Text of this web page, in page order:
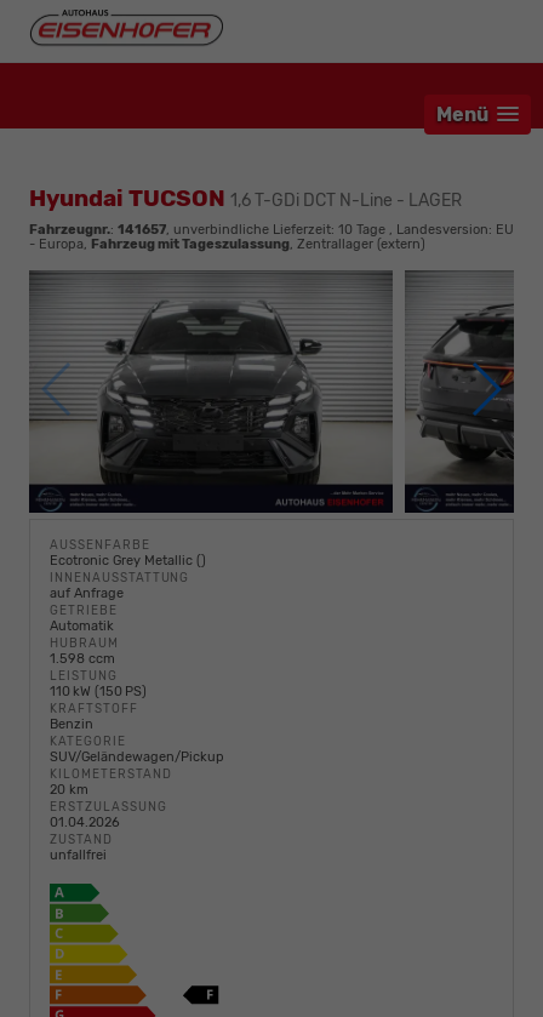
Menü
Hyundai TUCSON 1,6 T-GDi DCT N-Line - LAGER
Fahrzeugnr.: 141657, unverbindliche Lieferzeit: 10 Tage , Landesversion: EU
- Europa, Fahrzeug mit Tageszulassung, Zentrallager (extern)
AUSSENFARBE
Ecotronic Grey Metallic ()
INNENAUSSTATTUNG
auf Anfrage
GETRIEBE
Automatik
HUBRAUM
1.598 ccm
LEISTUNG
110 kW (150 PS)
KRAFTSTOFF
Benzin
KATEGORIE
SUV/Geländewagen/Pickup
KILOMETERSTAND
20 km
ERSTZULASSUNG
01.04.2026
ZUSTAND
unfallfrei